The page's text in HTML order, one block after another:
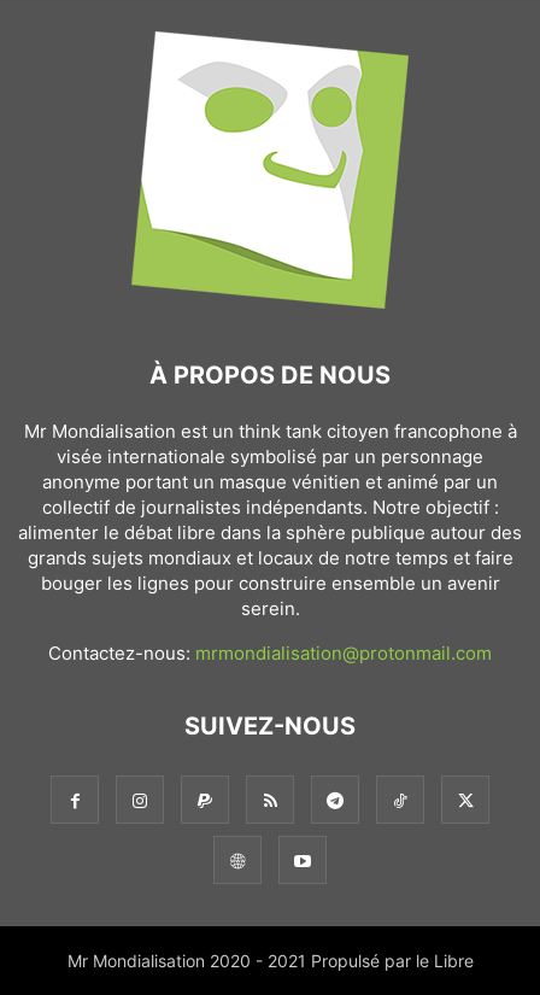
À PROPOS DE NOUS
Mr Mondialisation est un think tank citoyen francophone à
visée internationale symbolisé par un personnage
anonyme portant un masque vénitien et animé par un
collectif de journalistes indépendants. Notre objectif :
alimenter le débat libre dans la sphère publique autour des
grands sujets mondiaux et locaux de notre temps et faire
bouger les lignes pour construire ensemble un avenir
serein.
Contactez-nous: mrmondialisation@protonmail.com
SUIVEZ-NOUS
Mr Mondialisation 2020 - 2021 Propulsé par le Libre